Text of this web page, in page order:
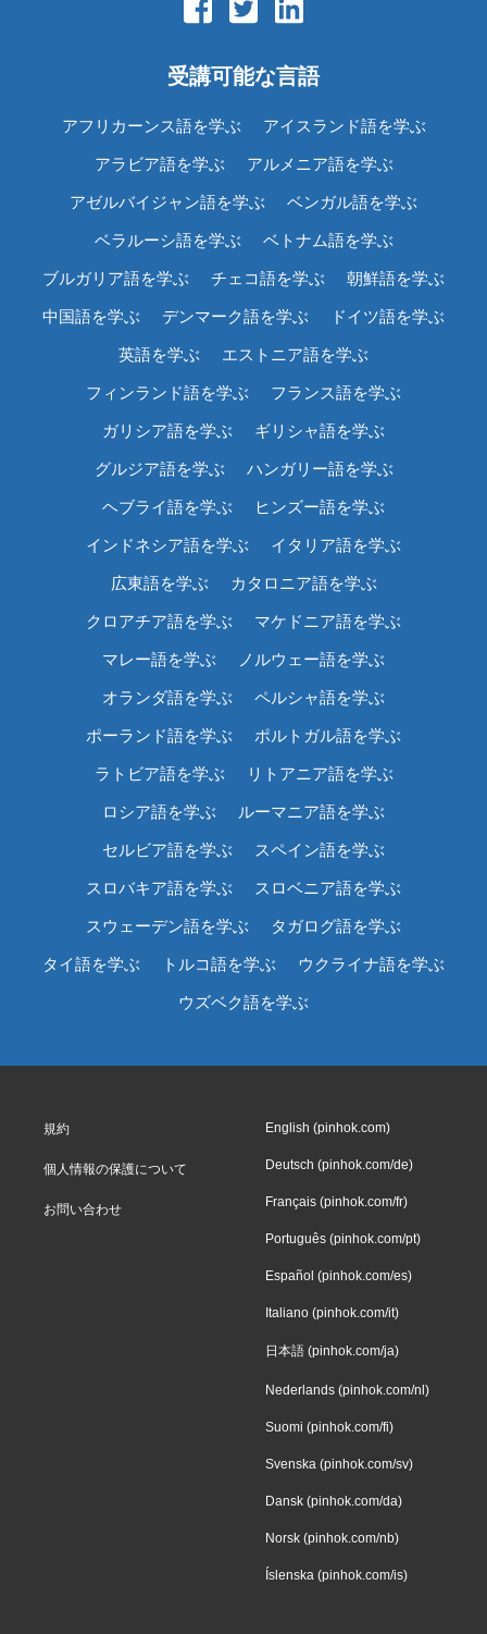
受講可能な言語
アフリカーンス語を学ぶ アイスランド語を学ぶ
アラビア語を学ぶ アルメニア語を学ぶ
アゼルバイジャン語を学ぶ ベンガル語を学ぶ
ベラルーシ語を学ぶ ベトナム語を学ぶ
ブルガリア語を学ぶ チェコ語を学ぶ 朝鮮語を学ぶ
中国語を学ぶ デンマーク語を学ぶ ドイツ語を学ぶ
英語を学ぶ エストニア語を学ぶ
フィンランド語を学ぶ フランス語を学ぶ
ガリシア語を学ぶ ギリシャ語を学ぶ
グルジア語を学ぶ ハンガリー語を学ぶ
ヘブライ語を学ぶ ヒンズー語を学ぶ
インドネシア語を学ぶ イタリア語を学ぶ
広東語を学ぶ カタロニア語を学ぶ
クロアチア語を学ぶ マケドニア語を学ぶ
マレー語を学ぶ ノルウェー語を学ぶ
オランダ語を学ぶ ペルシャ語を学ぶ
ポーランド語を学ぶ ポルトガル語を学ぶ
ラトビア語を学ぶ リトアニア語を学ぶ
ロシア語を学ぶ ルーマニア語を学ぶ
セルビア語を学ぶ スペイン語を学ぶ
スロバキア語を学ぶ スロベニア語を学ぶ
スウェーデン語を学ぶ タガログ語を学ぶ
タイ語を学ぶ トルコ語を学ぶ ウクライナ語を学ぶ
ウズベク語を学ぶ
規約
個人情報の保護について
お問い合わせ
English (pinhok.com)
Deutsch (pinhok.com/de)
Français (pinhok.com/fr)
Português (pinhok.com/pt)
Español (pinhok.com/es)
Italiano (pinhok.com/it)
日本語 (pinhok.com/ja)
Nederlands (pinhok.com/nl)
Suomi (pinhok.com/fi)
Svenska (pinhok.com/sv)
Dansk (pinhok.com/da)
Norsk (pinhok.com/nb)
Íslenska (pinhok.com/is)